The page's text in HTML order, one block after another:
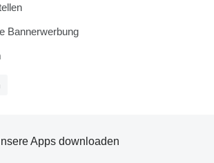
Bannerwerbung
Apps downloaden